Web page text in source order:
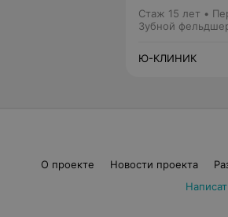
Стаж 15 лет •
Зубной
Ю-КЛИНИК
О проекте Новости проекта